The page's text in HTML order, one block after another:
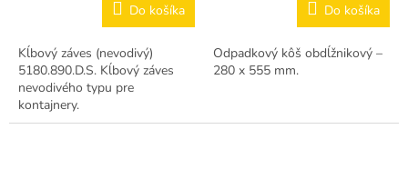
Do košíka
Kĺbový záves (nevodivý)
5180.890.D.S. Kĺbový záves
nevodivého typu pre
kontajnery.
Do košíka
Odpadkový kôš obdĺžnikový –
280 x 555 mm.